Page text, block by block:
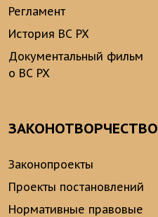
Регламент
История ВС РХ
Документальный фильм
о ВС РХ
ЗАКОНОТВОРЧЕСТВО
Законопроекты
Проекты постановлений
Нормативные правовые